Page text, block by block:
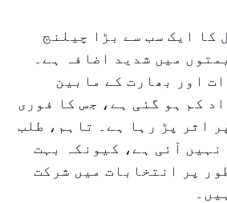
کا ایک سب سے بڑا چیلنج
میں شدید اضافہ ہے۔
اور بھارت کے مابین
کم ہو گئی ہے، جس کا فوری
اثر پڑ رہا ہے۔ تاہم، طلب
نہیں آئی ہے، کیونکہ بہت
پر انتخابات میں شرکت